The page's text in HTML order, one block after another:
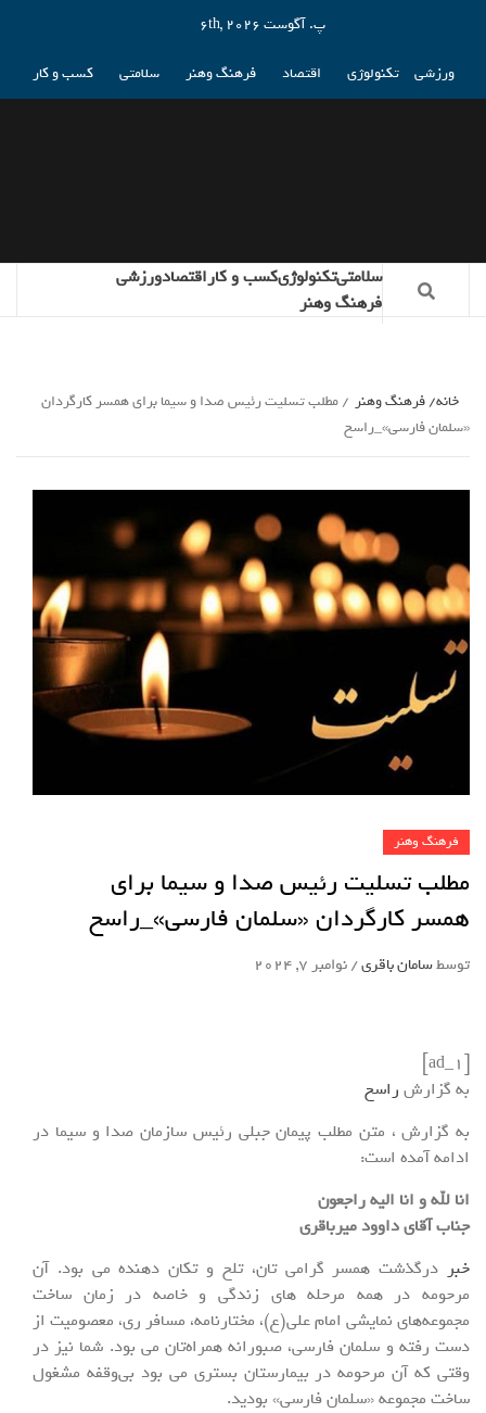
پ. آگوست 6th, 2026
ورزشی تکنولوژی اقتصاد فرهنگ وهنر سلامتی کسب و کار
سلامتیتکنولوژیکسب و کاراقتصادورزشی
فرهنگ وهنر
خانه فرهنگ وهنر
مطلب تسلیت رئیس صدا و سیما برای همسر کارگردان
«سلمان فارسی»_راسخ
فرهنگ وهنر
مطلب تسلیت رئیس صدا و سیما برای
همسر کارگردان «سلمان فارسی»_راسخ
توسطسامان باقری/نوامبر 7, 2024
[ad_1]
به گزارش راسخ
به گزارش ، متن مطلب پیمان جبلی رئیس سازمان صدا و سیما در
ادامه آمده است:
انا لله و انا الیه راجعون
جناب آقای داوود میرباقری
خبر درگذشت همسر گرامی تان، تلخ و تکان دهنده می بود. آن
مرحومه در همه مرحله های زندگی و خاصه در زمان ساخت
مجموعه‌های نمایشی امام علی(ع)، مختارنامه، مسافر ری، معصومیت از
دست رفته و سلمان فارسی، صبورانه همراه‌تان می بود. شما نیز در
وقتی که آن مرحومه در بیمارستان بستری می بود بی‌وقفه مشغول
ساخت مجموعه «سلمان فارسی» بودید.